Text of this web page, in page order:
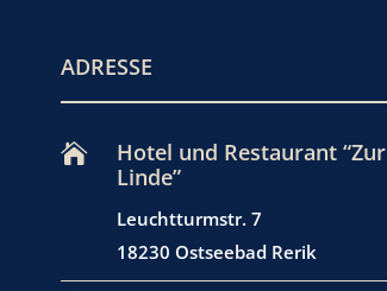
ADRESSE

Hotel und Restaurant “Zur
Linde”
Leuchtturmstr. 7
18230 Ostseebad Rerik